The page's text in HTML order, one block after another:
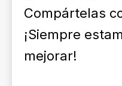
Compártelas
¡Siempre
mejorar!